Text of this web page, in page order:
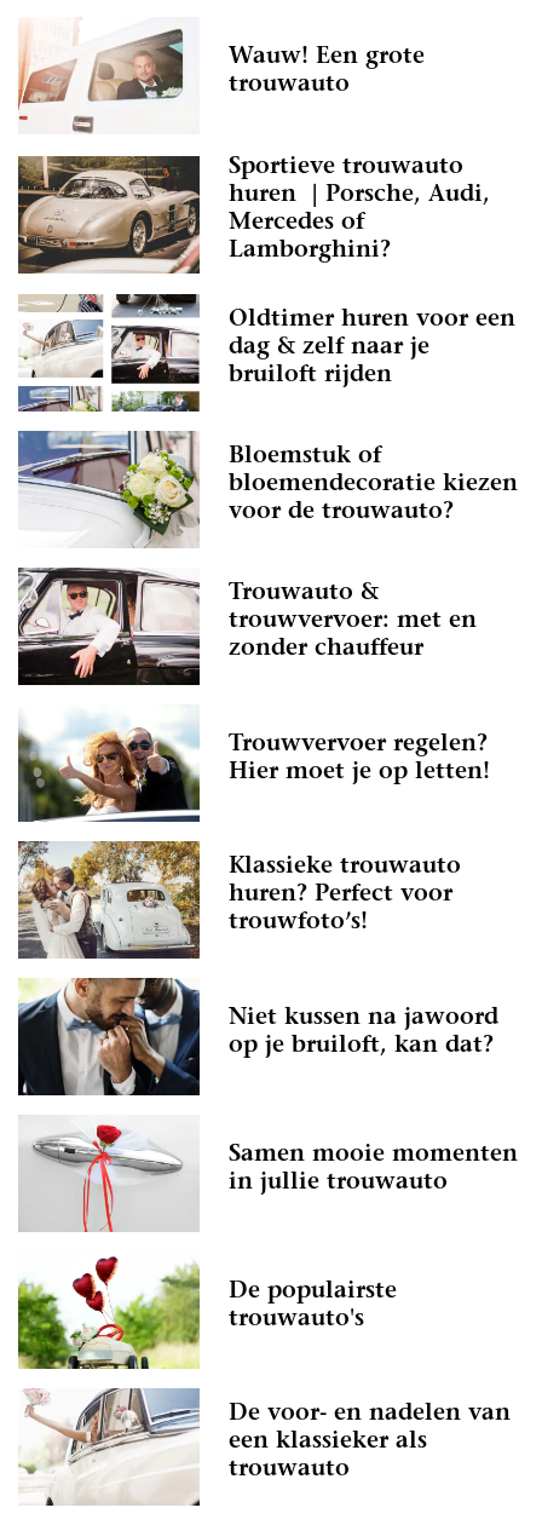
Wauw! Een grote
trouwauto
Sportieve trouwauto
huren | Porsche, Audi,
Mercedes of
Lamborghini?
Oldtimer huren voor een
dag & zelf naar je
bruiloft rijden
Bloemstuk of
bloemendecoratie kiezen
voor de trouwauto?
Trouwauto &
trouwvervoer: met en
zonder chauffeur
Trouwvervoer regelen?
Hier moet je op letten!
Klassieke trouwauto
huren? Perfect voor
trouwfoto’s!
Niet kussen na jawoord
op je bruiloft, kan dat?
Samen mooie momenten
in jullie trouwauto
De populairste
trouwauto's
De voor- en nadelen van
een klassieker als
trouwauto